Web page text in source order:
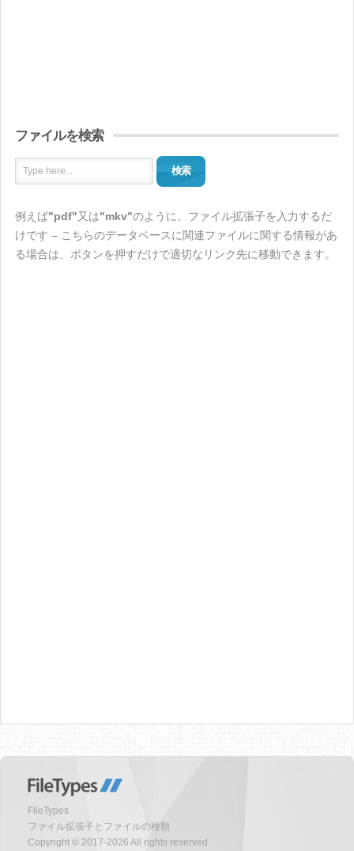
ファイルを検索
検索
例えば"pdf"又は"mkv"のように、ファイル拡張子を入力するだ
けです – こちらのデータベースに関連ファイルに関する情報があ
る場合は、ボタンを押すだけで適切なリンク先に移動できます。
FileTypes
ファイル拡張子とファイルの種類
Copyright © 2017-2026 All rights reserved